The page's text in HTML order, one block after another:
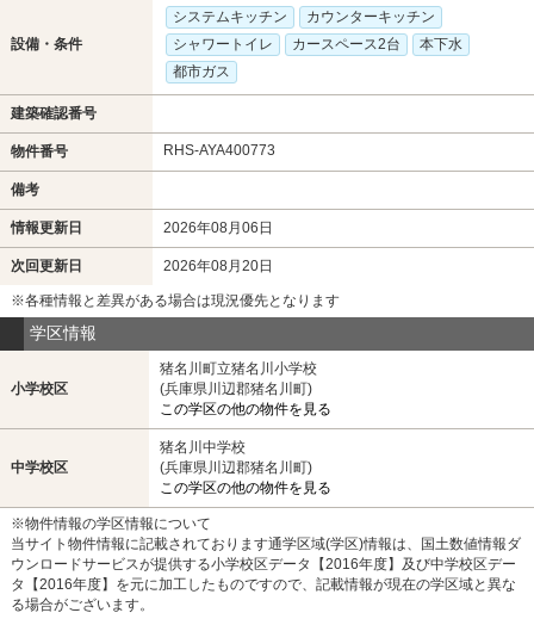
設備・条件
システムキッチン
カウンターキッチン
シャワートイレ
カースペース2台
本下水
都市ガス
建築確認番号
物件番号 RHS-AYA400773
備考
情報更新日 2026年08月06日
次回更新日 2026年08月20日
※各種情報と差異がある場合は現況優先となります
学区情報
小学校区
猪名川町立猪名川小学校
(兵庫県川辺郡猪名川町)
この学区の他の物件を見る
中学校区
猪名川中学校
(兵庫県川辺郡猪名川町)
この学区の他の物件を見る
※物件情報の学区情報について
当サイト物件情報に記載されております通学区域(学区)情報は、国土数値情報ダ
ウンロードサービスが提供する小学校区データ【2016年度】及び中学校区デー
タ【2016年度】を元に加工したものですので、記載情報が現在の学区域と異な
る場合がございます。